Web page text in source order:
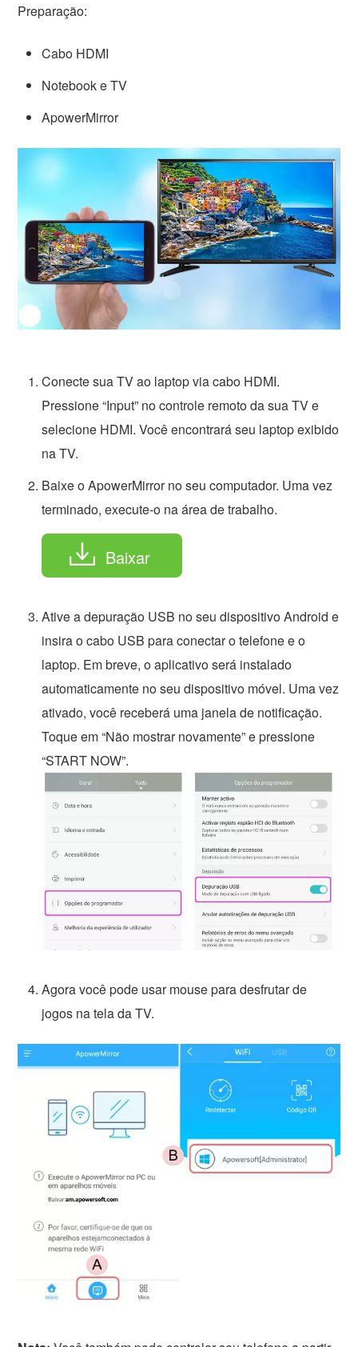
Preparação:
Cabo HDMI
Notebook e TV
ApowerMirror
Conecte sua TV ao laptop via cabo HDMI.
Pressione “Input” no controle remoto da sua TV e
selecione HDMI. Você encontrará seu laptop exibido
na TV.
Baixe o ApowerMirror no seu computador. Uma vez
terminado, execute-o na área de trabalho.
Baixar
Ative a depuração USB no seu dispositivo Android e
insira o cabo USB para conectar o telefone e o
laptop. Em breve, o aplicativo será instalado
automaticamente no seu dispositivo móvel. Uma vez
ativado, você receberá uma janela de notificação.
Toque em “Não mostrar novamente” e pressione
“START NOW”.
Agora você pode usar mouse para desfrutar de
jogos na tela da TV.